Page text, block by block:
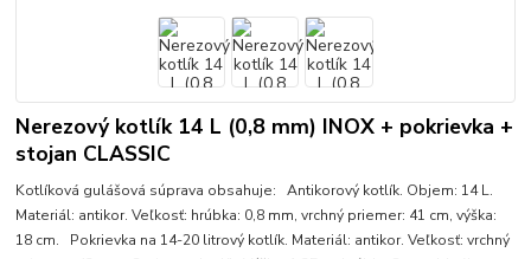
Nerezový kotlík 14 L (0,8 mm) INOX + pokrievka +
stojan CLASSIC
Kotlíková gulášová súprava obsahuje: Antikorový kotlík. Objem: 14 L.
Materiál: antikor. Veľkosť: hrúbka: 0,8 mm, vrchný priemer: 41 cm, výška:
18 cm. Pokrievka na 14-20 litrový kotlík. Materiál: antikor. Veľkosť: vrchný